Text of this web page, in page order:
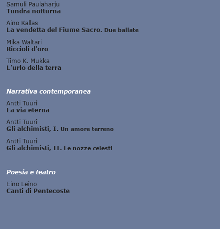
Samuli Paulaharju
Tundra notturna
Aino Kallas
La vendetta del Fiume Sacro. Due ballate
Mika Waltari
Riccioli d'oro
Timo K. Mukka
L'urlo della terra
Narrativa contemporanea
Antti Tuuri
La via eterna
Antti Tuuri
Gli alchimisti, I. Un amore terreno
Antti Tuuri
Gli alchimisti, II. Le nozze celesti
Poesia e teatro
Eino Leino
Canti di Pentecoste